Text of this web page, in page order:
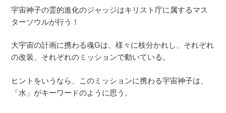
宇宙神子の霊的進化のジャッジはキリスト庁に属するマス
ターソウルが行う！
大宇宙の計画に携わる魂Gは、様々に枝分かれし、それぞれ
の改装、それぞれのミッションで動いている。
ヒントをいうなら、このミッションに携わる宇宙神子は、
「水」がキーワードのように思う。